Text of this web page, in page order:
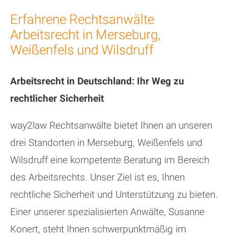
Erfahrene Rechtsanwälte
Arbeitsrecht in Merseburg,
Weißenfels und Wilsdruff
Arbeitsrecht in Deutschland: Ihr Weg zu
rechtlicher Sicherheit
way2law Rechtsanwälte bietet Ihnen an unseren
drei Standorten in Merseburg, Weißenfels und
Wilsdruff eine kompetente Beratung im Bereich
des Arbeitsrechts. Unser Ziel ist es, Ihnen
rechtliche Sicherheit und Unterstützung zu bieten.
Einer unserer spezialisierten Anwälte, Susanne
Konert, steht Ihnen schwerpunktmäßig im